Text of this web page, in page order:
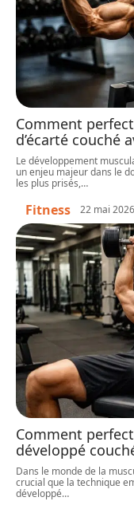
Comment
d’écarté couché
Le développement
un enjeu majeur dans le
les plus prisés,…
Fitness 22 mai 2026
Comment
développé
Dans le monde de la
crucial que la technique
développé…